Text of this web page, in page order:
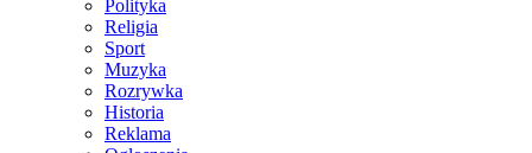
Polityka
Religia
Sport
Muzyka
Rozrywka
Historia
Reklama